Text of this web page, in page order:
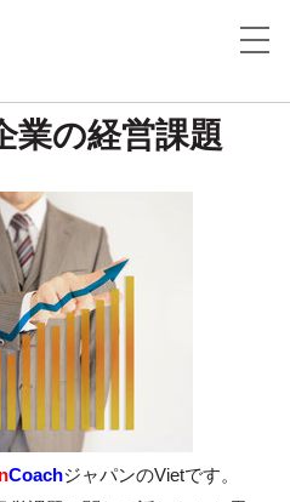
業の経営課題
CoachジャパンのVietです。